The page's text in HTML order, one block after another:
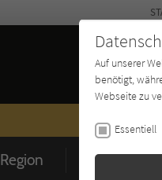
Region Zeit
Auf unserer
benötigt,
Webseite zu
Essentiell